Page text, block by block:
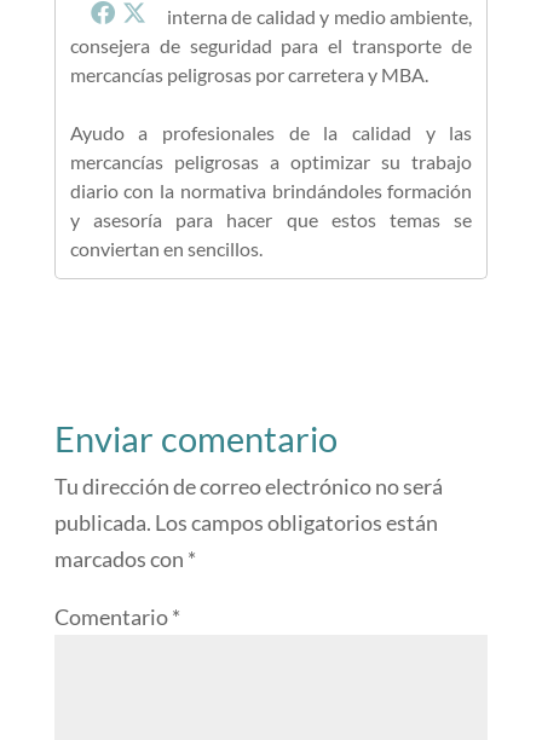
interna de calidad y medio ambiente,
consejera de seguridad para el transporte de
mercancías peligrosas por carretera y MBA.
Ayudo a profesionales de la calidad y las
mercancías peligrosas a optimizar su trabajo
diario con la normativa brindándoles formación
y asesoría para hacer que estos temas se
conviertan en sencillos.
Enviar comentario
Tu dirección de correo electrónico no será
publicada. Los campos obligatorios están
marcados con *
Comentario*